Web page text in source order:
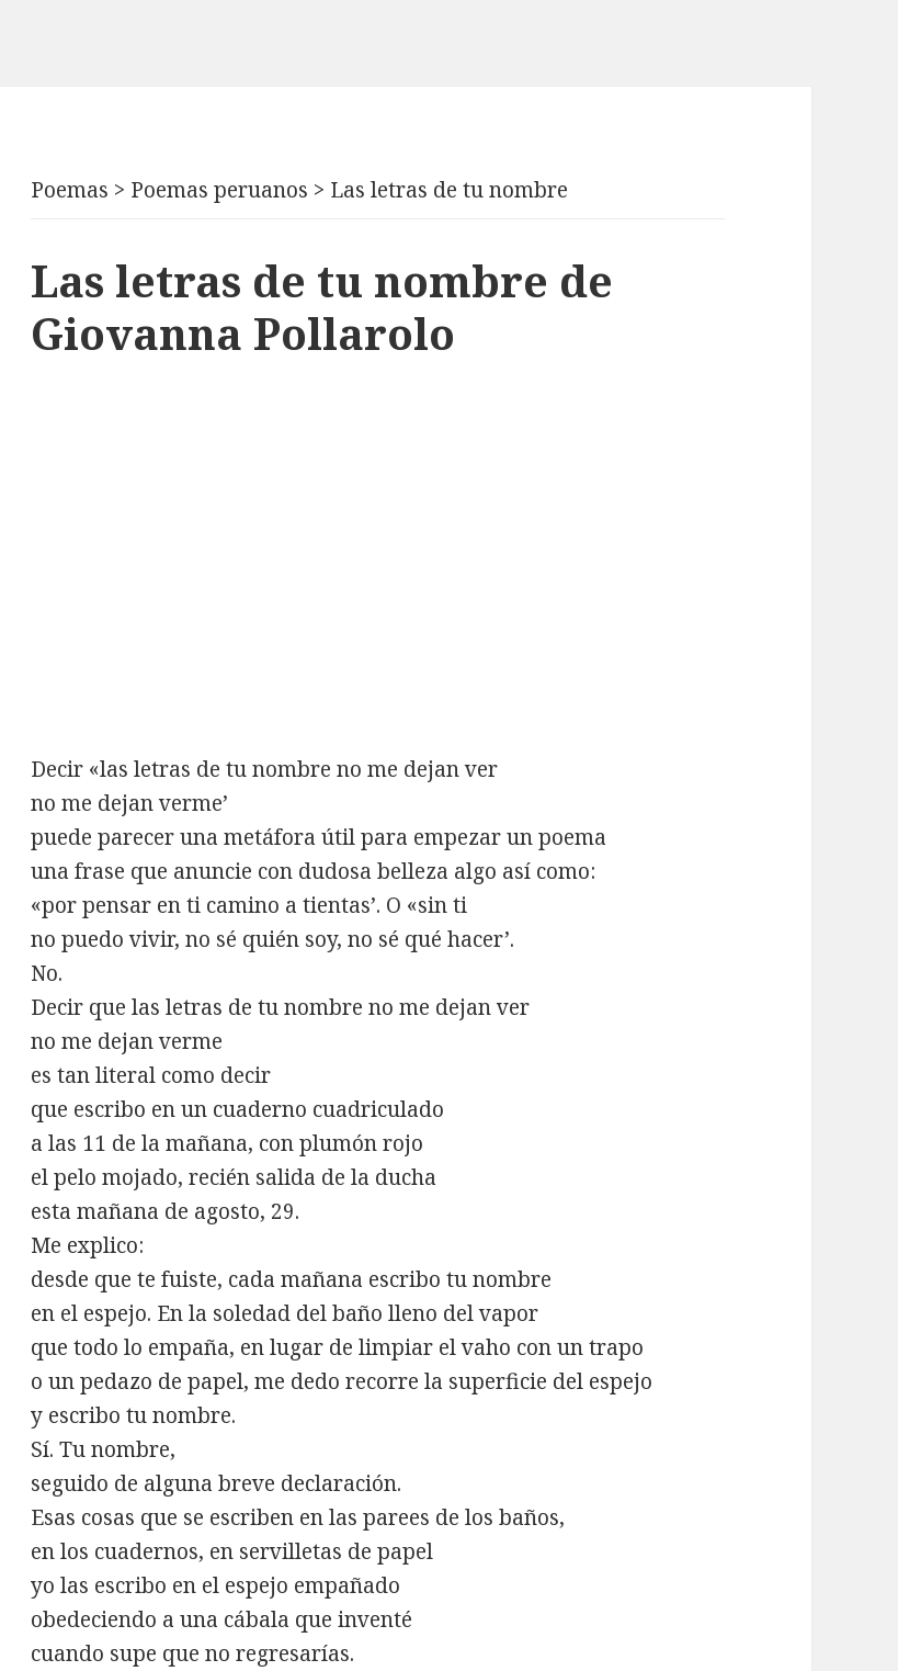
Poemas > Poemas peruanos > Las letras de tu nombre
Las letras de tu nombre de
Giovanna Pollarolo
Decir «las letras de tu nombre no me dejan ver
no me dejan verme’
puede parecer una metáfora útil para empezar un poema
una frase que anuncie con dudosa belleza algo así como:
«por pensar en ti camino a tientas’. O «sin ti
no puedo vivir, no sé quién soy, no sé qué hacer’.
No.
Decir que las letras de tu nombre no me dejan ver
no me dejan verme
es tan literal como decir
que escribo en un cuaderno cuadriculado
a las 11 de la mañana, con plumón rojo
el pelo mojado, recién salida de la ducha
esta mañana de agosto, 29.
Me explico:
desde que te fuiste, cada mañana escribo tu nombre
en el espejo. En la soledad del baño lleno del vapor
que todo lo empaña, en lugar de limpiar el vaho con un trapo
o un pedazo de papel, me dedo recorre la superficie del espejo
y escribo tu nombre.
Sí. Tu nombre,
seguido de alguna breve declaración.
Esas cosas que se escriben en las parees de los baños,
en los cuadernos, en servilletas de papel
yo las escribo en el espejo empañado
obedeciendo a una cábala que inventé
cuando supe que no regresarías.